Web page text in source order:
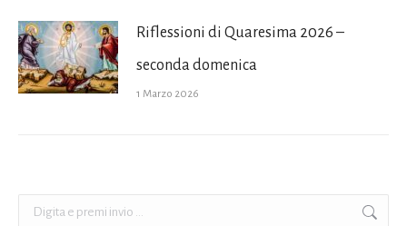
Riflessioni di Quaresima 2026 –
seconda domenica
1 Marzo 2026